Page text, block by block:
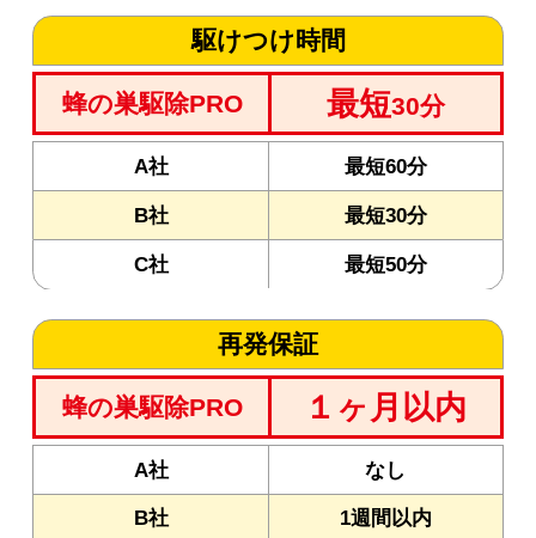
駆けつけ時間
蜂の巣駆除PRO 最短30分
A社 最短60分
B社 最短30分
C社 最短50分
再発保証
蜂の巣駆除PRO １ヶ月以内
A社 なし
B社 1週間以内